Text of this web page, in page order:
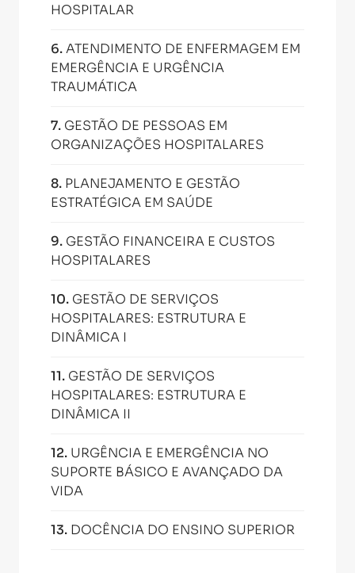
HOSPITALAR
6.ATENDIMENTO DE ENFERMAGEM EM
EMERGÊNCIA E URGÊNCIA
TRAUMÁTICA
7. GESTÃO DE PESSOAS EM
ORGANIZAÇÕES HOSPITALARES
8. PLANEJAMENTO E GESTÃO
ESTRATÉGICA EM SAÚDE
9. GESTÃO FINANCEIRA E CUSTOS
HOSPITALARES
10. GESTÃO DE SERVIÇOS
HOSPITALARES: ESTRUTURA E
DINÂMICA I
11. GESTÃO DE SERVIÇOS
HOSPITALARES: ESTRUTURA E
DINÂMICA II
12. URGÊNCIA E EMERGÊNCIA NO
SUPORTE BÁSICO E AVANÇADO DA
VIDA
13. DOCÊNCIA DO ENSINO SUPERIOR